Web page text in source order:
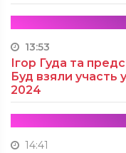
13:53
Ігор Гуда та
Буд взяли участь
2024
14:41